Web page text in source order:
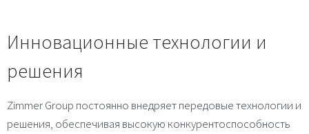
Инновационные технологии и
решения
Zimmer Group постоянно внедряет передовые технологии и
решения, обеспечивая высокую конкурентоспособность